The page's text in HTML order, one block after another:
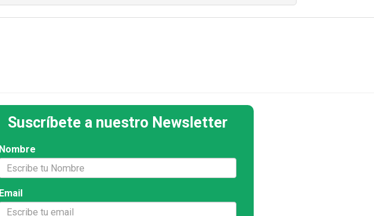
Suscríbete a nuestro Newsletter
Nombre
Email